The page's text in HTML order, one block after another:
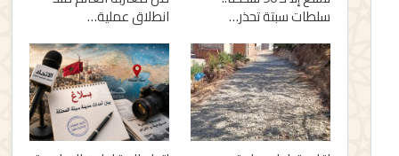
سلطات سبتة تحذر… انطلاق عملية…